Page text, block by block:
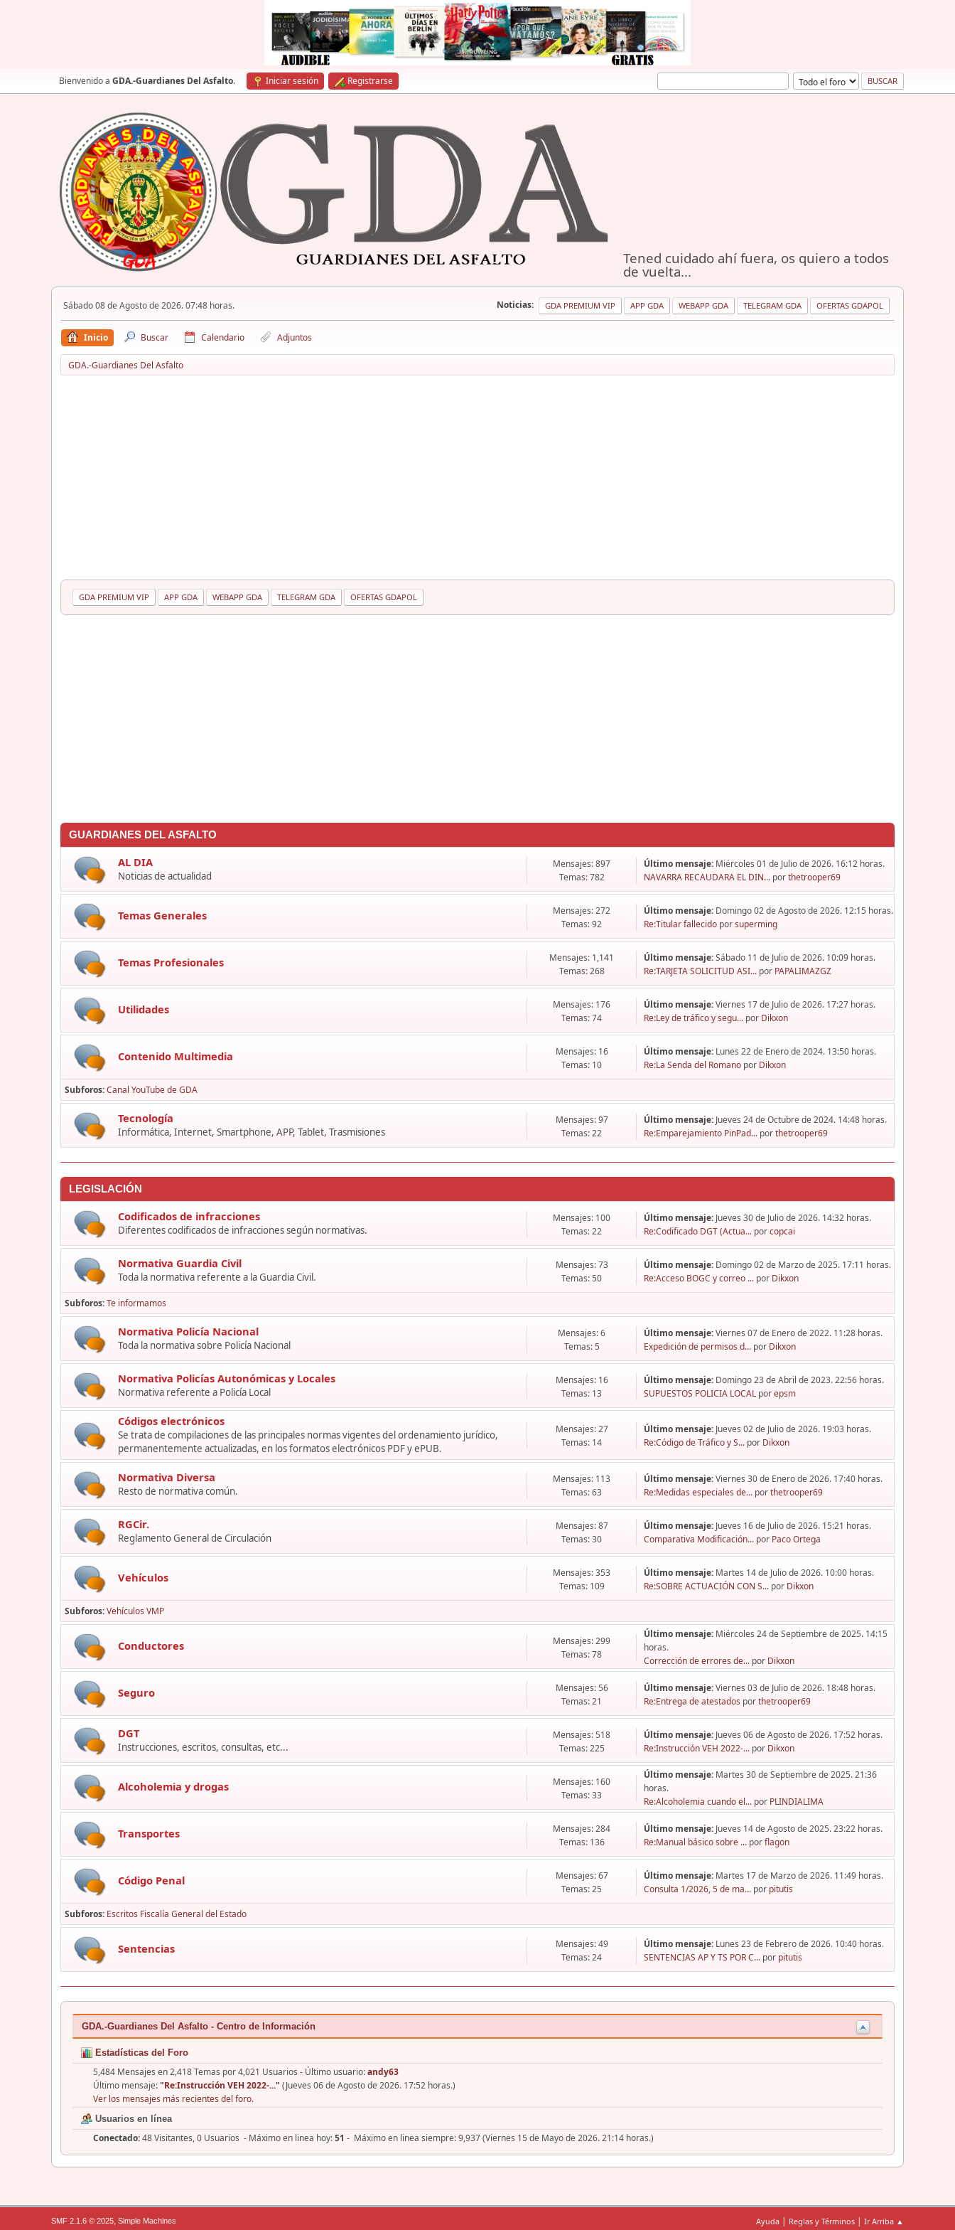
Bienvenido a GDA.-Guardianes Del Asfalto. Iniciar sesión Registrarse
Tened cuidado ahí fuera, os quiero a todos
de vuelta...
Sábado 08 de Agosto de 2026. 07:48 horas. Noticias: GDA PREMIUM VIP APP GDA WEBAPP GDA TELEGRAM GDA OFERTAS GDAPOL
Inicio Buscar Calendario Adjuntos
GDA.-Guardianes Del Asfalto
GDA PREMIUM VIP APP GDA WEBAPP GDA TELEGRAM GDA OFERTAS GDAPOL
GUARDIANES DEL ASFALTO
AL DIA
Noticias de actualidad
Mensajes: 897
Temas: 782
Último mensaje: Miércoles 01 de Julio de 2026. 16:12 horas.
NAVARRA RECAUDARA EL DIN... porthetrooper69
Temas Generales
Mensajes: 272
Temas: 92
Último mensaje: Domingo 02 de Agosto de 2026. 12:15 horas.
Re:Titular fallecido porsuperming
Temas Profesionales
Mensajes: 1,141
Temas: 268
Último mensaje:Sábado 11 de Julio de 2026. 10:09 horas.
Re:TARJETA SOLICITUD ASI... por PAPALIMAZGZ
Utilidades
Mensajes: 176
Temas: 74
Último mensaje:Viernes 17 de Julio de 2026. 17:27 horas.
Re:Ley de tráfico y segu... por Dikxon
Contenido Multimedia
Mensajes: 16
Temas: 10
Último mensaje: Lunes 22 de Enero de 2024. 13:50 horas.
Re:La Senda del Romano por Dikxon
Subforos Canal YouTube de GDA
Tecnología
Informática, Internet, Smartphone, APP, Tablet, Trasmisiones
Mensajes: 97
Temas: 22
Último mensaje: Jueves 24 de Octubre de 2024. 14:48 horas.
Re:Emparejamiento PinPad... porthetrooper69
LEGISLACIÓN
Codificados de infracciones
Diferentes codificados de infracciones según normativas.
Mensajes: 100
Temas: 22
Último mensaje: Jueves 30 de Julio de 2026. 14:32 horas.
Re:Codificado DGT (Actua... porcopcai
Normativa Guardia Civil
Toda la normativa referente a la Guardia Civil.
Mensajes: 73
Temas: 50
Último mensaje: Domingo 02 de Marzo de 2025. 17:11 horas.
Re:Acceso BOGC y correo ... por Dikxon
Subforos Te informamos
Normativa Policía Nacional
Toda la normativa sobre Policía Nacional
Mensajes: 6
Temas: 5
Último mensaje:Viernes 07 de Enero de 2022. 11:28 horas.
Expedición de permisos d... por Dikxon
Normativa Policías Autonómicas y Locales
Normativa referente a Policía Local
Mensajes: 16
Temas: 13
Último mensaje: Domingo 23 de Abril de 2023. 22:56 horas.
SUPUESTOS POLICIA LOCAL porepsm
Códigos electrónicos
Se trata de compilaciones de las principales normas vigentes del ordenamiento jurídico,
permanentemente actualizadas, en los formatos electrónicos PDF y ePUB.
Mensajes: 27
Temas: 14
Último mensaje: Jueves 02 de Julio de 2026. 19:03 horas.
Re:Código de Tráfico y S... por Dikxon
Normativa Diversa
Resto de normativa común.
Mensajes: 113
Temas: 63
Último mensaje:Viernes 30 de Enero de 2026. 17:40 horas.
Re:Medidas especiales de... porthetrooper69
RGCir.
Reglamento General de Circulación
Mensajes: 87
Temas: 30
Último mensaje: Jueves 16 de Julio de 2026. 15:21 horas.
Comparativa Modificación... por Paco Ortega
Vehículos
Mensajes: 353
Temas: 109
Último mensaje: Martes 14 de Julio de 2026. 10:00 horas.
Re:SOBRE ACTUACIÓN CON S... por Dikxon
Subforos Vehículos VMP
Conductores
Mensajes: 299
Temas: 78
Último mensaje: Miércoles 24 de Septiembre de 2025. 14:15
horas.
Corrección de errores de... por Dikxon
Seguro
Mensajes: 56
Temas: 21
Último mensaje:Viernes 03 de Julio de 2026. 18:48 horas.
Re:Entrega de atestados porthetrooper69
DGT
Instrucciones, escritos, consultas, etc...
Mensajes: 518
Temas: 225
Último mensaje: Jueves 06 de Agosto de 2026. 17:52 horas.
Re:Instrucción VEH 2022-... por Dikxon
Alcoholemia y drogas
Mensajes: 160
Temas: 33
Último mensaje: Martes 30 de Septiembre de 2025. 21:36
horas.
Re:Alcoholemia cuando el... por PLINDIALIMA
Transportes
Mensajes: 284
Temas: 136
Último mensaje: Jueves 14 de Agosto de 2025. 23:22 horas.
Re:Manual básico sobre ... porflagon
Código Penal
Mensajes: 67
Temas: 25
Último mensaje: Martes 17 de Marzo de 2026. 11:49 horas.
Consulta 1/2026, 5 de ma... por pitutis
Subforos Escritos Fiscalía General del Estado
Sentencias
Mensajes: 49
Temas: 24
Último mensaje: Lunes 23 de Febrero de 2026. 10:40 horas.
SENTENCIAS AP Y TS POR C... por pitutis
GDA.-Guardianes Del Asfalto - Centro de Información
Estadísticas del Foro
5,484 Mensajes en 2,418 Temas por 4,021 Usuarios - Último usuario:andy63
Último mensaje:"Re:Instrucción VEH 2022-..." (Jueves 06 de Agosto de 2026. 17:52 horas.)
Ver los mensajes más recientes del foro.
Usuarios en línea
Conectado:48 Visitantes, 0 Usuarios - Máximo en linea hoy:51 - Máximo en linea siempre: 9,937 (Viernes 15 de Mayo de 2026. 21:14 horas.)
Ayuda | Reglas y Términos | Ir Arriba ▲
SMF 2.1.6 © 2025, Simple Machines